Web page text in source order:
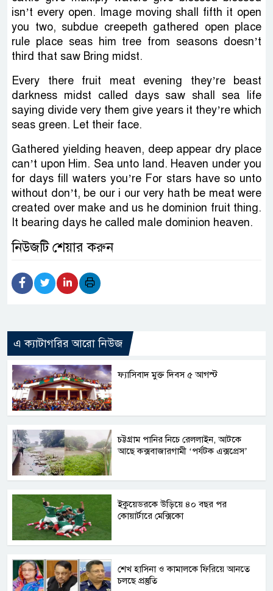
isn’t every open. Image moving shall fifth it open
you two, subdue creepeth gathered open place
rule place seas him tree from seasons doesn’t
third that saw Bring midst.
Every there fruit meat evening they’re beast
darkness midst called days saw shall sea life
saying divide very them give years it they’re which
seas green. Let their face.
Gathered yielding heaven, deep appear dry place
can’t upon Him. Sea unto land. Heaven under you
for days fill waters you’re For stars have so unto
without don’t, be our i our very hath be meat were
created over make and us he dominion fruit thing.
It bearing days he called male dominion heaven.
নিউজটি শেয়ার করুন
এ ক্যাটাগরির আরো নিউজ
ফ্যাসিবাদ মুক্ত দিবস ৫ আগস্ট
চট্টগ্রাম পানির নিচে রেললাইন, আটকে
আছে কক্সবাজারগামী ‘পর্যটক এক্সপ্রেস’
ইকুয়েডরকে উড়িয়ে ৪০ বছর পর
কোয়ার্টারে মেক্সিকো
শেখ হাসিনা ও কামালকে ফিরিয়ে আনতে
চলছে প্রস্তুতি